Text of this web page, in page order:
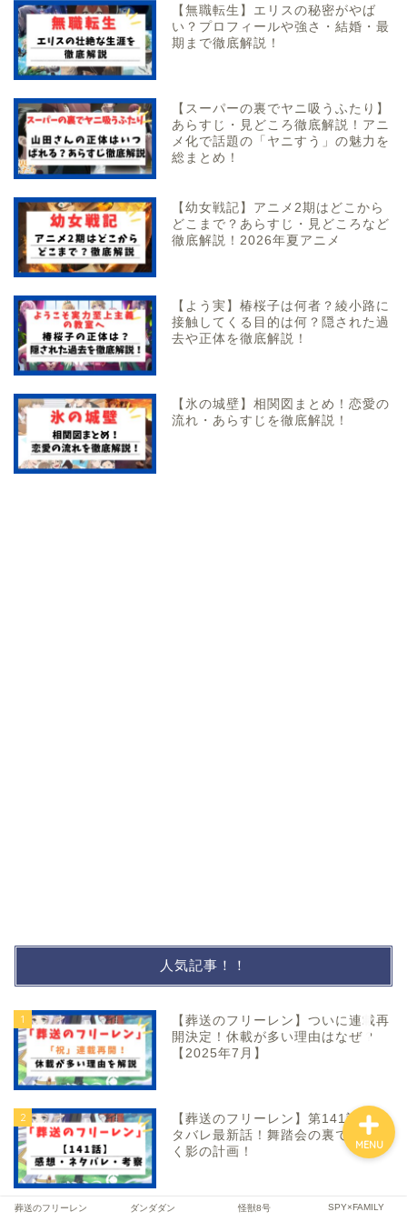
【無職転生】エリスの秘密がやば
い？プロフィールや強さ・結婚・最
期まで徹底解説！
【スーパーの裏でヤニ吸うふたり】
あらすじ・見どころ徹底解説！アニ
メ化で話題の「ヤニすう」の魅力を
総まとめ！
【幼女戦記】アニメ2期はどこから
どこまで？あらすじ・見どころなど
徹底解説！2026年夏アニメ
【よう実】椿桜子は何者？綾小路に
接触してくる目的は何？隠された過
去や正体を徹底解説！
【氷の城壁】相関図まとめ！恋愛の
流れ・あらすじを徹底解説！
人気記事！！
1
【葬送のフリーレン】ついに連載再
開決定！休載が多い理由はなぜ？
【2025年7月】
2
【葬送のフリーレン】第141話のネ
タバレ最新話！舞踏会の裏でうごめ
く影の計画！
3 【怪獣8号】129話（最終回）あら
葬送のフリーレン ダンダダン 怪獣8号 SPY×FAMILY
MENU
スポーツ
バトル・アクション